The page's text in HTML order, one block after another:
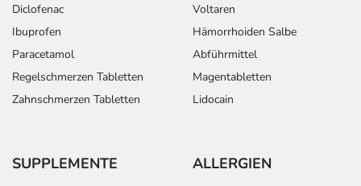
Diclofenac
Ibuprofen
Paracetamol
Regelschmerzen Tabletten
Zahnschmerzen Tabletten
Voltaren
Hämorrhoiden Salbe
Abführmittel
Magentabletten
Lidocain
SUPPLEMENTE ALLERGIEN